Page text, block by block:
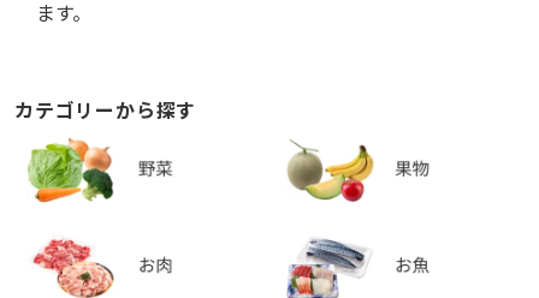
ます。
カテゴリーから探す